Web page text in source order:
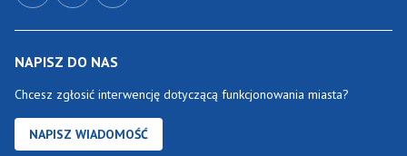
NAPISZ DO NAS
Chcesz zgłosić interwencję dotyczącą funkcjonowania miasta?
NAPISZ WIADOMOŚĆ